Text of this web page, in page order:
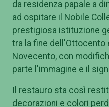
da residenza papale a
ad ospitare il Nobile
prestigiosa istituzione
tra la fine dell'Ottocento
Novecento, con
parte l'immagine e il
Il restauro sta così
decorazioni e colori